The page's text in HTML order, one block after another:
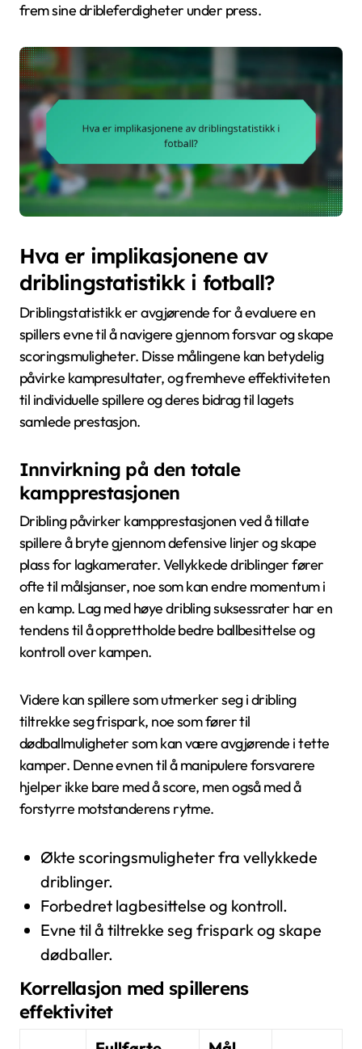
frem sine dribleferdigheter under press.
Hva er implikasjonene av
driblingstatistikk i fotball?
Driblingstatistikk er avgjørende for å evaluere en
spillers evne til å navigere gjennom forsvar og skape
scoringsmuligheter. Disse målingene kan betydelig
påvirke kampresultater, og fremheve effektiviteten
til individuelle spillere og deres bidrag til lagets
samlede prestasjon.
Innvirkning på den totale
kampprestasjonen
Dribling påvirker kampprestasjonen ved å tillate
spillere å bryte gjennom defensive linjer og skape
plass for lagkamerater. Vellykkede driblinger fører
ofte til målsjanser, noe som kan endre momentum i
en kamp. Lag med høye dribling suksessrater har en
tendens til å opprettholde bedre ballbesittelse og
kontroll over kampen.
Videre kan spillere som utmerker seg i dribling
tiltrekke seg frispark, noe som fører til
dødballmuligheter som kan være avgjørende i tette
kamper. Denne evnen til å manipulere forsvarere
hjelper ikke bare med å score, men også med å
forstyrre motstanderens rytme.
Økte scoringsmuligheter fra vellykkede
driblinger.
Forbedret lagbesittelse og kontroll.
Evne til å tiltrekke seg frispark og skape
dødballer.
Korrellasjon med spillerens
effektivitet